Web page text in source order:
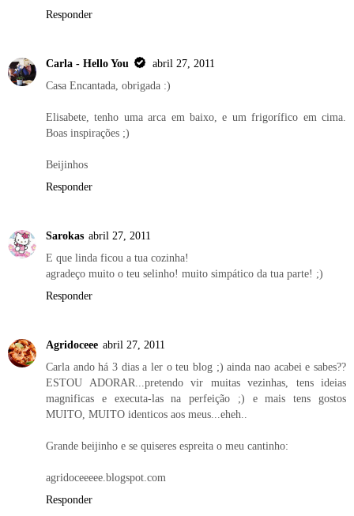
Responder
Carla - Hello You
abril 27, 2011
Casa Encantada, obrigada :)
Elisabete, tenho uma arca em baixo, e um frigorífico em cima.
Boas inspirações ;)
Beijinhos
Responder
Sarokas abril 27, 2011
E que linda ficou a tua cozinha!
agradeço muito o teu selinho! muito simpático da tua parte! ;)
Responder
Agridoceee abril 27, 2011
Carla ando há 3 dias a ler o teu blog ;) ainda nao acabei e sabes??
ESTOU ADORAR...pretendo vir muitas vezinhas, tens ideias
magnificas e executa-las na perfeição ;) e mais tens gostos
MUITO, MUITO identicos aos meus...eheh..
Grande beijinho e se quiseres espreita o meu cantinho:
agridoceeeee.blogspot.com
Responder